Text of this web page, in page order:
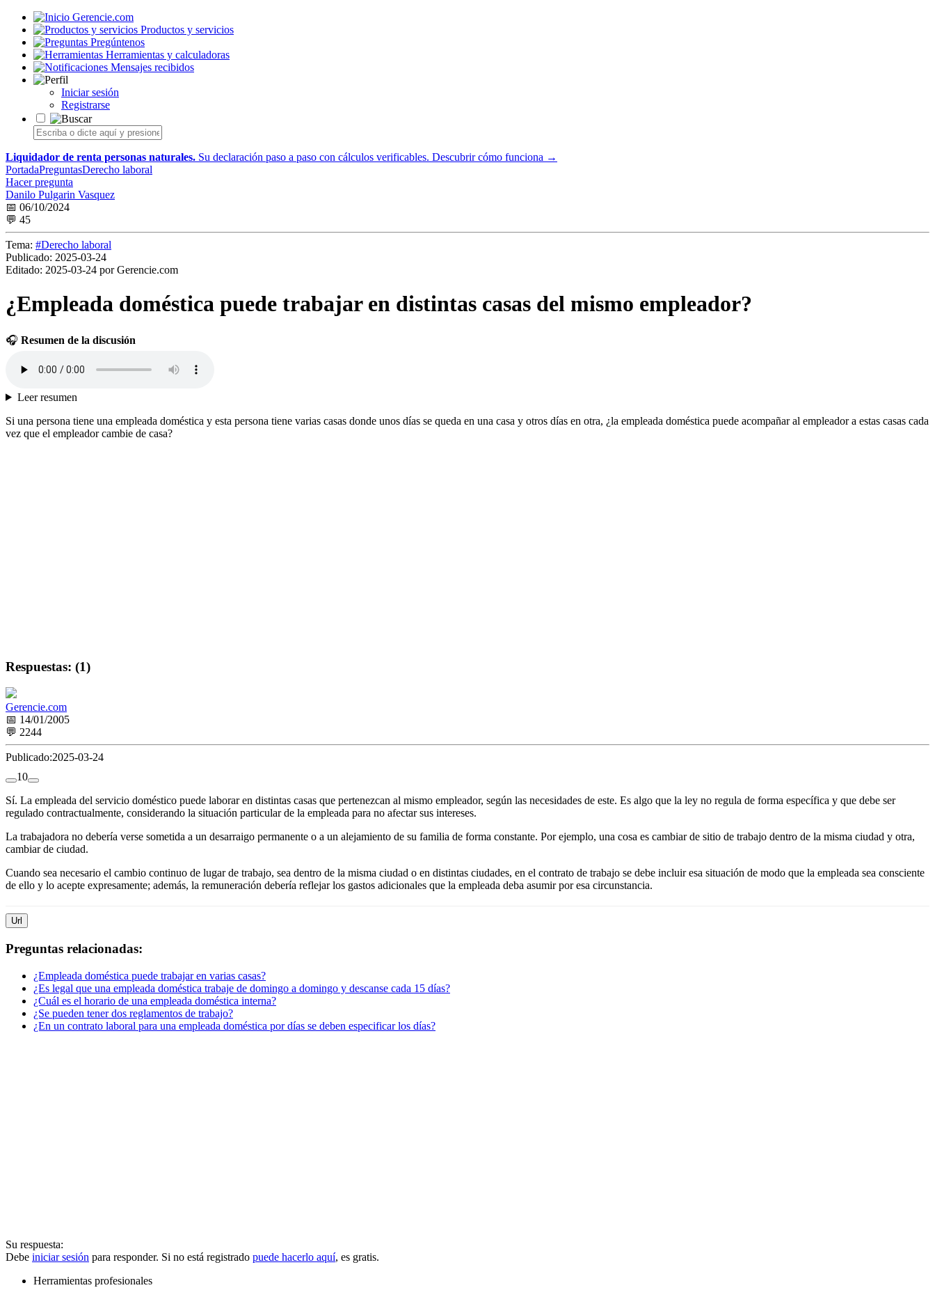
Gerencie.com
Productos y servicios
Pregúntenos
Herramientas y calculadoras
Mensajes recibidos
Iniciar sesión
Registrarse
Liquidador de renta personas naturales. Su declaración paso a paso con cálculos verificables. Descubrir cómo funciona →
PortadaPreguntasDerecho laboral
Hacer pregunta
Danilo Pulgarin Vasquez
📅 06/10/2024
💬 45
Tema: #Derecho laboral
Publicado: 2025-03-24
Editado: 2025-03-24 por Gerencie.com
¿Empleada doméstica puede trabajar en distintas casas del mismo empleador?
🎧 Resumen de la discusión
Leer resumen
Si una persona tiene una empleada doméstica y esta persona tiene varias casas donde unos días se queda en una casa y otros días en otra, ¿la empleada doméstica puede acompañar al empleador a estas casas cada
vez que el empleador cambie de casa?
Respuestas: (1)
Gerencie.com
📅 14/01/2005
💬 2244
Publicado:2025-03-24
10
Sí. La empleada del servicio doméstico puede laborar en distintas casas que pertenezcan al mismo empleador, según las necesidades de este. Es algo que la ley no regula de forma específica y que debe ser
regulado contractualmente, considerando la situación particular de la empleada para no afectar sus intereses.
La trabajadora no debería verse sometida a un desarraigo permanente o a un alejamiento de su familia de forma constante. Por ejemplo, una cosa es cambiar de sitio de trabajo dentro de la misma ciudad y otra,
cambiar de ciudad.
Cuando sea necesario el cambio continuo de lugar de trabajo, sea dentro de la misma ciudad o en distintas ciudades, en el contrato de trabajo se debe incluir esa situación de modo que la empleada sea consciente
de ello y lo acepte expresamente; además, la remuneración debería reflejar los gastos adicionales que la empleada deba asumir por esa circunstancia.
Url
Preguntas relacionadas:
¿Empleada doméstica puede trabajar en varias casas?
¿Es legal que una empleada doméstica trabaje de domingo a domingo y descanse cada 15 días?
¿Cuál es el horario de una empleada doméstica interna?
¿Se pueden tener dos reglamentos de trabajo?
¿En un contrato laboral para una empleada doméstica por días se deben especificar los días?
Su respuesta:
Debe iniciar sesión para responder. Si no está registrado puede hacerlo aquí, es gratis.
Herramientas profesionales